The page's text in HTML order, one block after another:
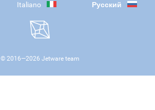
Italiano Русский
© 2016—2026 Jetware team